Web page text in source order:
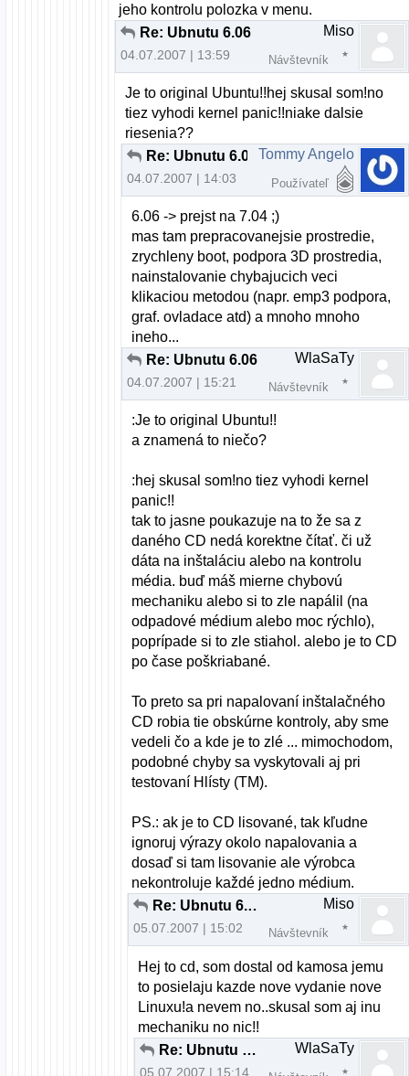
jeho kontrolu polozka v menu.
Re: Ubnutu 6.06
04.07.2007 | 13:59
Miso
Návštevník
Je to original Ubuntu!!hej skusal som!no
tiez vyhodi kernel panic!!niake dalsie
riesenia??
Re: Ubnutu 6.06
04.07.2007 | 14:03
Tommy Angelo
Používateľ
6.06 -> prejst na 7.04 ;)
mas tam prepracovanejsie prostredie,
zrychleny boot, podpora 3D prostredia,
nainstalovanie chybajucich veci
klikaciou metodou (napr. emp3 podpora,
graf. ovladace atd) a mnoho mnoho
ineho...
Re: Ubnutu 6.06
04.07.2007 | 15:21
WlaSaTy
Návštevník
:Je to original Ubuntu!!
a znamená to niečo?
:hej skusal som!no tiez vyhodi kernel
panic!!
tak to jasne poukazuje na to že sa z
daného CD nedá korektne čítať. či už
dáta na inštaláciu alebo na kontrolu
média. buď máš mierne chybovú
mechaniku alebo si to zle napálil (na
odpadové médium alebo moc rýchlo),
poprípade si to zle stiahol. alebo je to CD
po čase poškriabané.
To preto sa pri napalovaní inštalačného
CD robia tie obskúrne kontroly, aby sme
vedeli čo a kde je to zlé ... mimochodom,
podobné chyby sa vyskytovali aj pri
testovaní Hlísty (TM).
PS.: ak je to CD lisované, tak kľudne
ignoruj výrazy okolo napalovania a
dosaď si tam lisovanie ale výrobca
nekontroluje každé jedno médium.
Re: Ubnutu 6.06
05.07.2007 | 15:02
Miso
Návštevník
Hej to cd, som dostal od kamosa jemu
to posielaju kazde nove vydanie nove
Linuxu!a nevem no..skusal som aj inu
mechaniku no nic!!
Re: Ubnutu 6.06
05.07.2007 | 15:14
WlaSaTy